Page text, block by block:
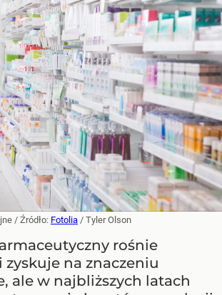
/ Źródło: Fotolia / Tyler Olson
rośnie
na znaczeniu
ale w najbliższych latach